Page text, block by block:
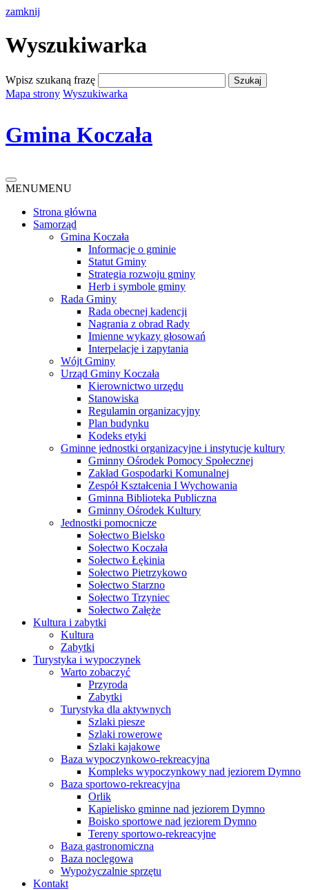
zamknij
Wyszukiwarka
Wpisz szukaną frazę
Mapa strony Wyszukiwarka
Gmina Koczała
MENUMENU
Strona główna
Samorząd
Gmina Koczała
Informacje o gminie
Statut Gminy
Strategia rozwoju gminy
Herb i symbole gminy
Rada Gminy
Rada obecnej kadencji
Nagrania z obrad Rady
Imienne wykazy głosowań
Interpelacje i zapytania
Wójt Gminy
Urząd Gminy Koczała
Kierownictwo urzędu
Stanowiska
Regulamin organizacyjny
Plan budynku
Kodeks etyki
Gminne jednostki organizacyjne i instytucje kultury
Gminny Ośrodek Pomocy Społecznej
Zakład Gospodarki Komunalnej
Zespół Kształcenia I Wychowania
Gminna Biblioteka Publiczna
Gminny Ośrodek Kultury
Jednostki pomocnicze
Sołectwo Bielsko
Sołectwo Koczała
Sołectwo Łękinia
Sołectwo Pietrzykowo
Sołectwo Starzno
Sołectwo Trzyniec
Sołectwo Załęże
Kultura i zabytki
Kultura
Zabytki
Turystyka i wypoczynek
Warto zobaczyć
Przyroda
Zabytki
Turystyka dla aktywnych
Szlaki piesze
Szlaki rowerowe
Szlaki kajakowe
Baza wypoczynkowo-rekreacyjna
Kompleks wypoczynkowy nad jeziorem Dymno
Baza sportowo-rekreacyjna
Orlik
Kąpielisko gminne nad jeziorem Dymno
Boisko sportowe nad jeziorem Dymno
Tereny sportowo-rekreacyjne
Baza gastronomiczna
Baza noclegowa
Wypożyczalnie sprzętu
Kontakt